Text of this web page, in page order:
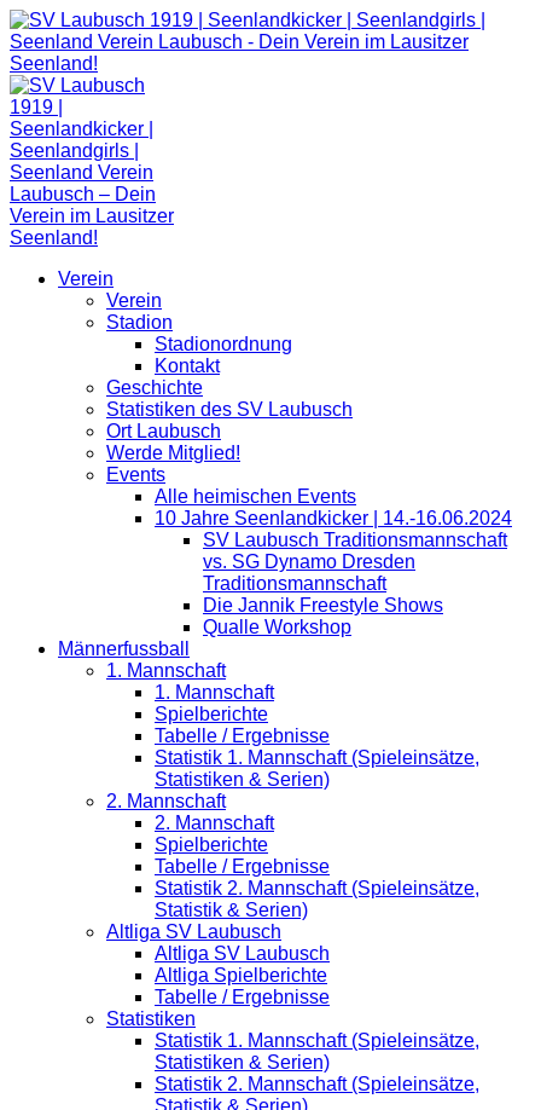
Zum
Inhalt
springen
Verein
Verein
Stadion
Stadionordnung
Kontakt
Geschichte
Statistiken des SV Laubusch
Ort Laubusch
Werde Mitglied!
Events
Alle heimischen Events
10 Jahre Seenlandkicker | 14.-16.06.2024
SV Laubusch Traditionsmannschaft
vs. SG Dynamo Dresden
Traditionsmannschaft
Die Jannik Freestyle Shows
Qualle Workshop
Männerfussball
1. Mannschaft
1. Mannschaft
Spielberichte
Tabelle / Ergebnisse
Statistik 1. Mannschaft (Spieleinsätze,
Statistiken & Serien)
2. Mannschaft
2. Mannschaft
Spielberichte
Tabelle / Ergebnisse
Statistik 2. Mannschaft (Spieleinsätze,
Statistik & Serien)
Altliga SV Laubusch
Altliga SV Laubusch
Altliga Spielberichte
Tabelle / Ergebnisse
Statistiken
Statistik 1. Mannschaft (Spieleinsätze,
Statistiken & Serien)
Statistik 2. Mannschaft (Spieleinsätze,
Statistik & Serien)